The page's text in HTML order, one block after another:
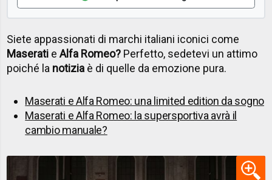
Siete appassionati di marchi italiani iconici come
Maserati eAlfa Romeo? Perfetto, sedetevi un attimo
poiché la notizia è di quelle da emozione pura.
Maserati e Alfa Romeo: una limited edition da sogno
Maserati e Alfa Romeo: la supersportiva avrà il
cambio manuale?